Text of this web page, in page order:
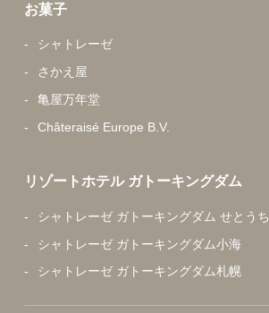
お菓子
シャトレーゼ
さかえ屋
亀屋万年堂
Châteraisé Europe B.V.
リゾートホテル ガトーキングダム
シャトレーゼ ガトーキングダム せとうち
シャトレーゼ ガトーキングダム小海
シャトレーゼ ガトーキングダム札幌